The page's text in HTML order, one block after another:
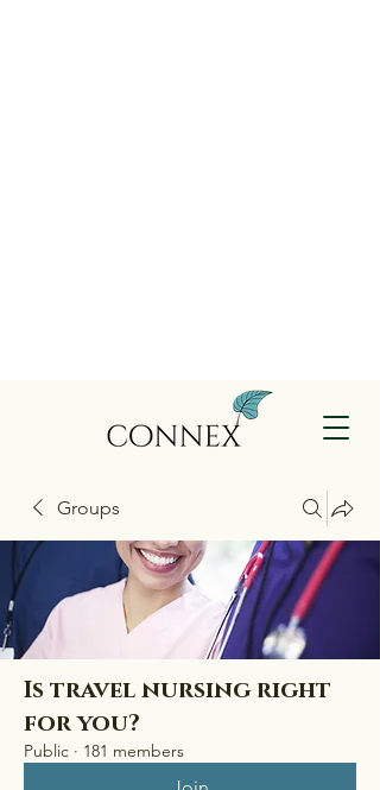
Groups
Is travel nursing right
for you?
Public · 181 members